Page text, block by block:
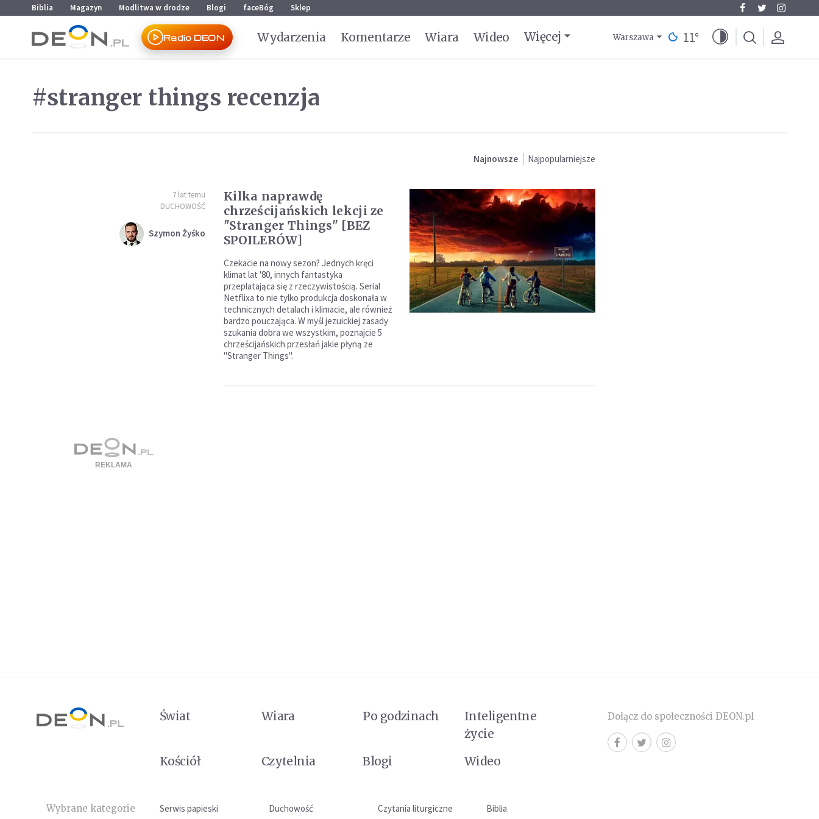
Przejdź do menu głównego
Przejdź do treści
Biblia Magazyn Modlitwa w drodze Blogi faceBóg Sklep
Radio DEON Wydarzenia Komentarze Wiara Wideo Więcej Warszawa 11°
#stranger things recenzja
Najnowsze Najpopularniejsze
7 lat temu
DUCHOWOŚĆ
Szymon Żyśko
Kilka naprawdę
chrześcijańskich lekcji ze
"Stranger Things" [BEZ
SPOILERÓW]
Czekacie na nowy sezon? Jednych kręci
klimat lat '80, innych fantastyka
przeplatająca się z rzeczywistością. Serial
Netflixa to nie tylko produkcja doskonała w
technicznych detalach i klimacie, ale również
bardzo pouczająca. W myśl jezuickiej zasady
szukania dobra we wszystkim, poznajcie 5
chrześcijańskich przesłań jakie płyną ze
"Stranger Things".
Świat Wiara Po godzinach
Inteligentne
życie
Kościół
Czytelnia Blogi Wideo
Wybrane kategorie Serwis papieski Duchowość Czytania liturgiczne Biblia
Dołącz do społeczności DEON.pl